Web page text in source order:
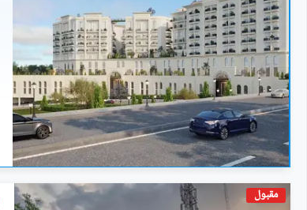
دکانات
95.08 لاکھ
0.3 مرلہ
-
مقبول